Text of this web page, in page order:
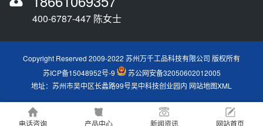
400-6787-447 陈女士
Copyright Reserved 2009-2022 苏州万千工品科技有限公司 版权所有
苏ICP备15048952号-9
苏公网安备32050602012005
地址：苏州市吴中区长蠡路99号吴中科技创业园内 网站地图XML
电话咨询 产品中心 新闻资讯 网站首页